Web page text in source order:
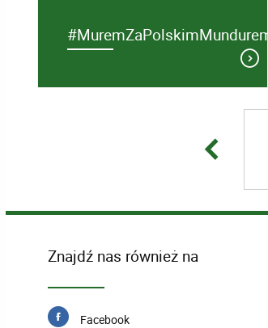
#MuremZaPolskimMundurem
Znajdź nas również na
Facebook